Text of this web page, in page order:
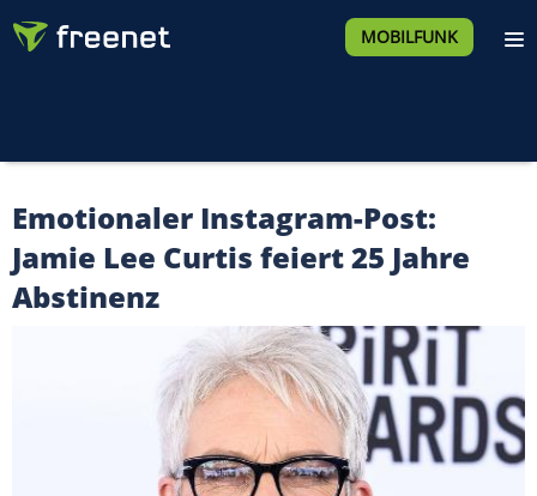
MOBILFUNK
Emotionaler Instagram-Post:
Jamie Lee Curtis feiert 25 Jahre
Abstinenz